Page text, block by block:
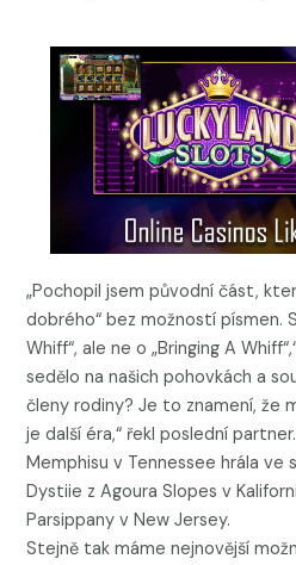
„Pochopil jsem původní část,
dobrého“ bez možností písmen.
Whiff“, ale ne o „Bringing A
sedělo na našich pohovkách a
členy rodiny? Je to znamení, že
je další éra,“ řekl poslední
Memphisu v Tennessee hrála ve
Dystiie z Agoura Slopes v
Parsippany v New Jersey.
Stejně tak máme nejnovější